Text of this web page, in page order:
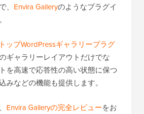
、 Envira Galleryのようなプラグイ
トップWordPressギャラリープラグ
ギャラリーレイアウトだけでな
を高速で応答性の高い状態に保つ
みなどの機能も提供します。
Envira Galleryの完全レビューをお